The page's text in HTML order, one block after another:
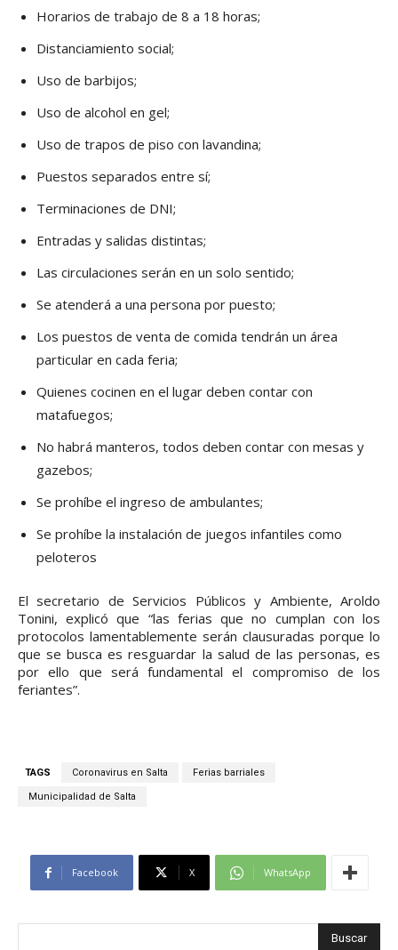
Horarios de trabajo de 8 a 18 horas;
Distanciamiento social;
Uso de barbijos;
Uso de alcohol en gel;
Uso de trapos de piso con lavandina;
Puestos separados entre sí;
Terminaciones de DNI;
Entradas y salidas distintas;
Las circulaciones serán en un solo sentido;
Se atenderá a una persona por puesto;
Los puestos de venta de comida tendrán un área
particular en cada feria;
Quienes cocinen en el lugar deben contar con
matafuegos;
No habrá manteros, todos deben contar con mesas y
gazebos;
Se prohíbe el ingreso de ambulantes;
Se prohíbe la instalación de juegos infantiles como
peloteros
El secretario de Servicios Públicos y Ambiente, Aroldo
Tonini, explicó que “las ferias que no cumplan con los
protocolos lamentablemente serán clausuradas porque lo
que se busca es resguardar la salud de las personas, es
por ello que será fundamental el compromiso de los
feriantes”.
TAGS Coronavirus en Salta Ferias barriales
Municipalidad de Salta
Facebook X WhatsApp